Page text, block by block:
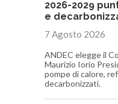
2026-2029
e
7 Agosto 2026
ANDEC elegge il
Maurizio Iorio
pompe di calore,
decarbonizzati.